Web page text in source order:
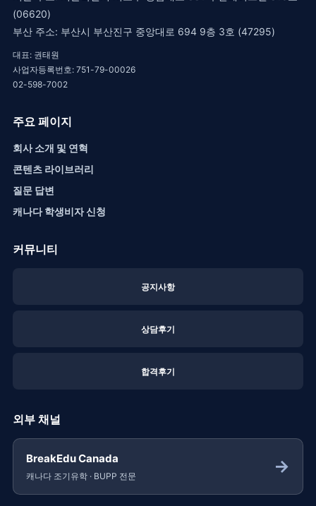
(06620)
부산 주소: 부산시 부산진구 중앙대로 694 9층 3호 (47295)
대표: 권태원
사업자등록번호: 751-79-00026
02-598-7002
주요 페이지
회사 소개 및 연혁
콘텐츠 라이브러리
질문 답변
캐나다 학생비자 신청
커뮤니티
공지사항
상담후기
합격후기
외부 채널
BreakEdu Canada
캐나다 조기유학 · BUPP 전문 →